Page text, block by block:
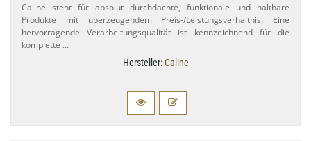
Caline steht für absolut durchdachte, funktionale und haltbare
Produkte mit überzeugendem Preis-​/Leistungsverhältnis. Eine
hervorragende Verarbeitungsqualität ist kennzeichnend für die
komplette …
Hersteller:Caline